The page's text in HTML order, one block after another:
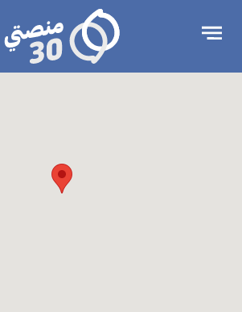
الإعلان
منصتي
30